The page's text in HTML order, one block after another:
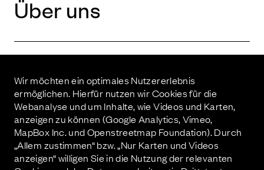
Über uns
Invest­ment
Wir möchten ein optimales Nutzererlebnis
ermöglichen. Hierfür nutzen wir Cookies für die
Webanalyse und um Inhalte, wie Videos und Karten,
anzeigen zu können (Google Analytics, Vimeo,
MapBox Inc. und Openstreetmap Foundation). Durch
„Allem zustimmen“ bzw. „Nur Karten und Videos
anzeigen“ willigen Sie in die Nutzung der relevanten